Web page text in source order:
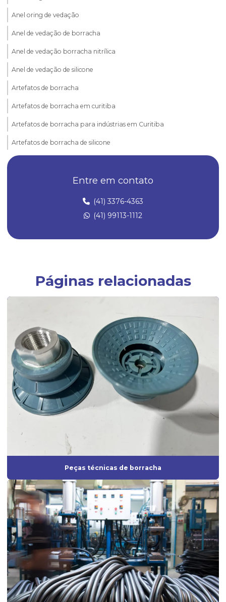
Anel oring de vedação
Anel de vedação de borracha
Anel de vedação borracha nitrílica
Anel de vedação de silicone
Artefatos de borracha
Artefatos de borracha em curitiba
Artefatos de borracha para indústrias em Curitiba
Artefatos de borracha de silicone
Borrachas automotivas
Borrachas automotivas curitiba
Diafragma de borracha
Empresa de artefatos de borracha
Fábrica de anel oring
Fábrica de artefatos de borracha
Fábrica de borrachas
Fábrica de borrachas automotivas
Fábrica de borrachas de silicone
Fábrica de diafragmas
Fábrica de guarnição de borracha
Fabrica de mangueira de silicone
Fábrica de peças de borracha
Fabricação de artefatos de borracha
Fabricação de artefatos de borracha sob medida
Fabricação de peças de borracha
Fabricação de peças em silicone
Fabricante de anel de vedação
Fabricante de borrachas automotivas
Fabricante de diafragma de borracha
Fabricante de mangueira de silicone
Entre em contato
(41) 3376-4363
(41) 99113-1112
Páginas relacionadas
Peças técnicas de borracha